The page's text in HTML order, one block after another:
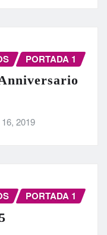
PORTADA 1
2019
PORTADA 1